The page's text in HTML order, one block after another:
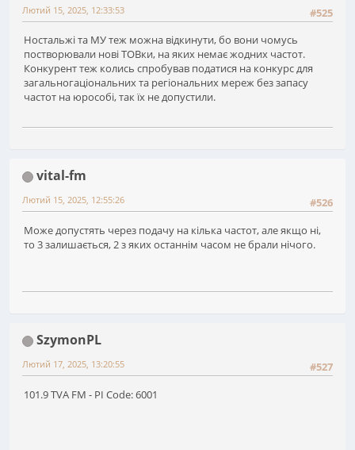
#525
Лютий 15, 2025, 12:33:53
Ностальжі та МУ теж можна відкинути, бо вони чомусь
постворювали нові ТОВки, на яких немає жодних частот.
Конкурент теж колись спробував податися на конкурс для
загальногаціональних та регіональних мереж без запасу
частот на юрособі, так їх не допустили.
vital-fm
#526
Лютий 15, 2025, 12:55:26
Може допустять через подачу на кілька частот, але якщо ні,
то 3 залишається, 2 з яких останнім часом не брали нічого.
SzymonPL
#527
Лютий 17, 2025, 13:20:55
101.9 TVA FM - PI Code: 6001